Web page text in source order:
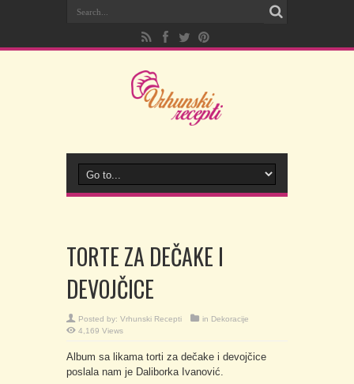
TORTE ZA DEČAKE I
DEVOJČICE
Posted by: Vrhunski Recepti in Dekoracije
4,169 Views
Album sa likama torti za dečake i devojčice
poslala nam je Daliborka Ivanović.